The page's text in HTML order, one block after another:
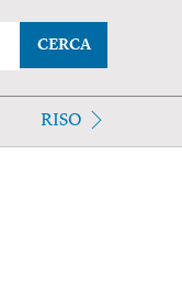
CERCA
RISO